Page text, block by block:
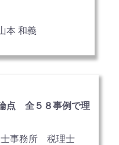
本 和義
点 全５８事例で理
士事務所 税理士